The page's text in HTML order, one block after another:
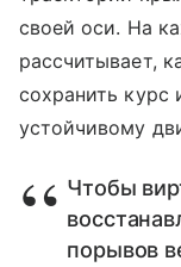
своей оси. На
рассчитывает,
сохранить курс
устойчивому
Чтобы
порывов